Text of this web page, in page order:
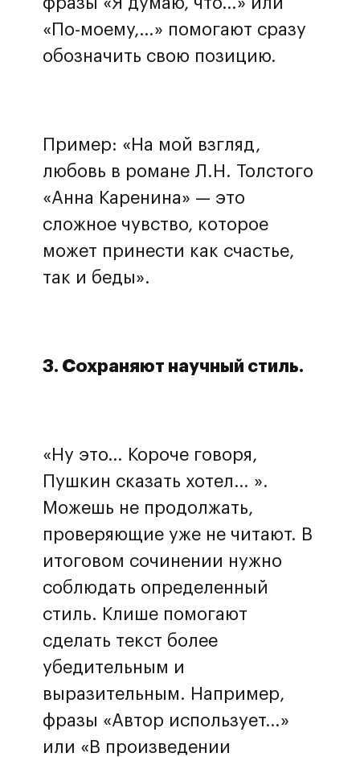
«По-моему,…» помогают сразу
обозначить свою позицию.
Пример: «На мой взгляд,
любовь в романе Л.Н. Толстого
«Анна Каренина» — это
сложное чувство, которое
может принести как счастье,
так и беды».
3. Сохраняют научный стиль.
«Ну это… Короче говоря,
Пушкин сказать хотел… ».
Можешь не продолжать,
проверяющие уже не читают. В
итоговом сочинении нужно
соблюдать определенный
стиль. Клише помогают
сделать текст более
убедительным и
выразительным. Например,
фразы «Автор использует…»
или «В произведении